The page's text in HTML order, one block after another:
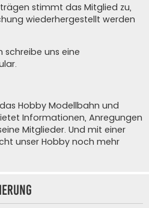
stimmt das Mitglied zu,
wiederhergestellt werden
schreibe uns eine
.
Hobby Modellbahn und
Informationen, Anregungen
Mitglieder. Und mit einer
unser Hobby noch mehr